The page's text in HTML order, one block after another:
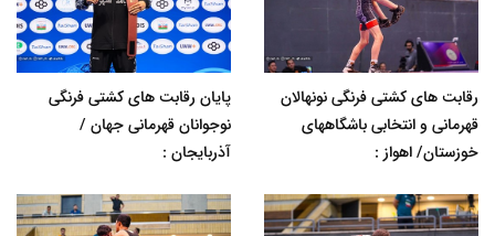
رقابت های کشتی فرنگی نونهالان
قهرمانی و انتخابی باشگاههای
خوزستان/ اهواز :
پایان رقابت های کشتی فرنگی
نوجوانان قهرمانی جهان /
آذربایجان :